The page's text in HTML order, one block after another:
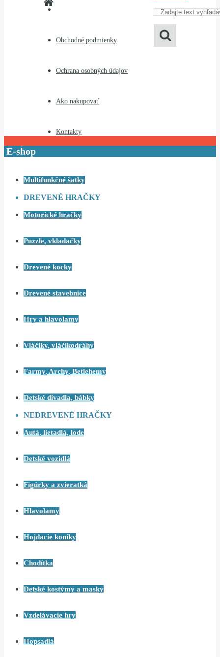
Obchodné podmienky
Ochrana osobných údajov
Ako nakupovať
Kontakty
E-shop
Multifunkčné šatky
DREVENÉ HRAČKY
Motorické hračky
Puzzle, vkladačky
Drevené kocky
Drevené stavebnice
Hry a hlavolamy
Vláčiky, vláčikodráhy
Farmy, Archy, Betlehemy
Detské divadla, bábky
NEDREVENÉ HRAČKY
Autá, lietadlá, lode
Detské vozidlá
Figúrky a zvieratká
Hlavolamy
Hojdacie koníky
Chodítka
Detské kostýmy a masky
Vzdelávacie hry
Hopsadlá